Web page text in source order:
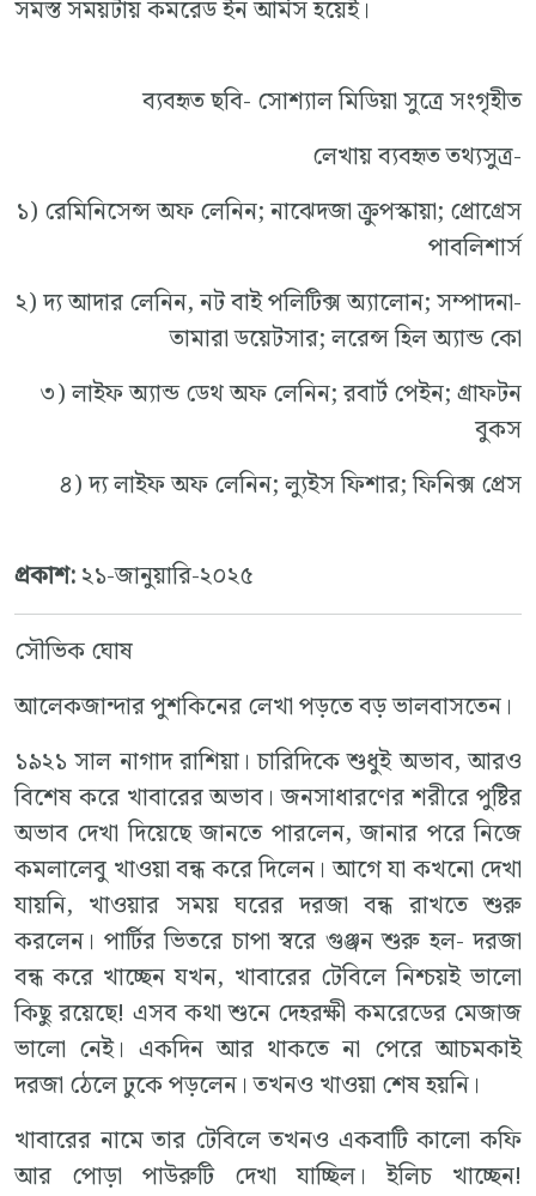
সমস্ত সময়টায় কমরেড ইন আর্মস হয়েই।
ব্যবহৃত ছবি- সোশ্যাল মিডিয়া সুত্রে সংগৃহীত
লেখায় ব্যবহৃত তথ্যসুত্র-
১) রেমিনিসেন্স অফ লেনিন; নাঝেদজা ক্রুপস্কায়া; প্রোগ্রেস
পাবলিশার্স
২) দ্য আদার লেনিন, নট বাই পলিটিক্স অ্যালোন; সম্পাদনা-
তামারা ডয়েটসার; লরেন্স হিল অ্যান্ড কো
৩) লাইফ অ্যান্ড ডেথ অফ লেনিন; রবার্ট পেইন; গ্রাফটন
বুকস
৪) দ্য লাইফ অফ লেনিন; ল্যুইস ফিশার; ফিনিক্স প্রেস
প্রকাশ:২১-জানুয়ারি-২০২৫
সৌভিক ঘোষ
আলেকজান্দার পুশকিনের লেখা পড়তে বড় ভালবাসতেন।
১৯২১ সাল নাগাদ রাশিয়া। চারিদিকে শুধুই অভাব, আরও
বিশেষ করে খাবারের অভাব। জনসাধারণের শরীরে পুষ্টির
অভাব দেখা দিয়েছে জানতে পারলেন, জানার পরে নিজে
কমলালেবু খাওয়া বন্ধ করে দিলেন। আগে যা কখনো দেখা
যায়নি, খাওয়ার সময় ঘরের দরজা বন্ধ রাখতে শুরু
করলেন। পার্টির ভিতরে চাপা স্বরে গুঞ্জন শুরু হল- দরজা
বন্ধ করে খাচ্ছেন যখন, খাবারের টেবিলে নিশ্চয়ই ভালো
কিছু রয়েছে! এসব কথা শুনে দেহরক্ষী কমরেডের মেজাজ
ভালো নেই। একদিন আর থাকতে না পেরে আচমকাই
দরজা ঠেলে ঢুকে পড়লেন। তখনও খাওয়া শেষ হয়নি।
খাবারের নামে তার টেবিলে তখনও একবাটি কালো কফি
আর পোড়া পাউরুটি দেখা যাচ্ছিল। ইলিচ খাচ্ছেন!